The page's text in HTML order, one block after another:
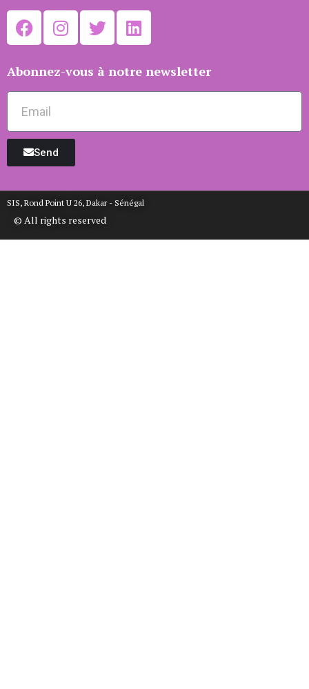
Abonnez-vous à notre newsletter
Send
SIS, Rond Point U 26, Dakar - Sénégal
© All rights reserved